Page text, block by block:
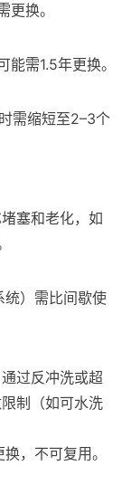
更换。
需1.5年更换。
需缩短至2–3个
塞和老化，如
）需比间歇使
过反冲洗或超
制（如可水洗
，不可复用。